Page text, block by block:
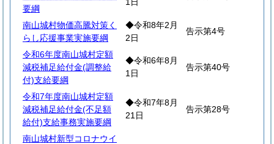
要綱
南山城村物価高騰対策く
らし応援事業実施要綱
◆令和8年2月
2日
告示第4号
令和6年度南山城村定額
減税補足給付金(調整給
付)支給要綱
◆令和6年8月
1日
告示第40号
令和7年度南山城村定額
減税補足給付金(不足額
給付)支給事務実施要綱
◆令和7年8月
21日
告示第28号
南山城村新型コロナウイ